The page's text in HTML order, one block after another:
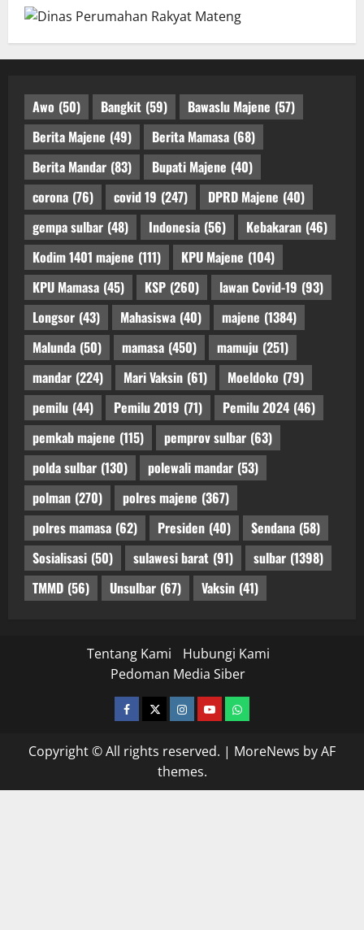
Awo (50) Bangkit (59) Bawaslu Majene (57)
Berita Majene (49) Berita Mamasa (68)
Berita Mandar (83) Bupati Majene (40)
corona (76) covid 19 (247) DPRD Majene (40)
gempa sulbar (48) Indonesia (56) Kebakaran (46)
Kodim 1401 majene (111) KPU Majene (104)
KPU Mamasa (45) KSP (260) lawan Covid-19 (93)
Longsor (43) Mahasiswa (40) majene (1384)
Malunda (50) mamasa (450) mamuju (251)
mandar (224) Mari Vaksin (61) Moeldoko (79)
pemilu (44) Pemilu 2019 (71) Pemilu 2024 (46)
pemkab majene (115) pemprov sulbar (63)
polda sulbar (130) polewali mandar (53)
polman (270) polres majene (367)
polres mamasa (62) Presiden (40) Sendana (58)
Sosialisasi (50) sulawesi barat (91) sulbar (1398)
TMMD (56) Unsulbar (67) Vaksin (41)
Tentang Kami
Hubungi Kami
Pedoman Media Siber
facebooktwitterinstagram.com
youtubewhatsapp
Copyright © All rights reserved. | MoreNews by AF
themes.